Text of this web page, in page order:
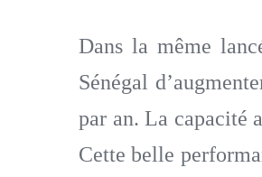
Dans la même
Sénégal
par an. La capacité
Cette belle